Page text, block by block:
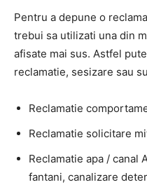
Pentru a depune o
trebui sa utilizati una din
afisate mai sus. Astfel
reclamatie, sesizare sau
Reclamatie
Reclamatie solicitare
Reclamatie apa / canal
fantani, canalizare